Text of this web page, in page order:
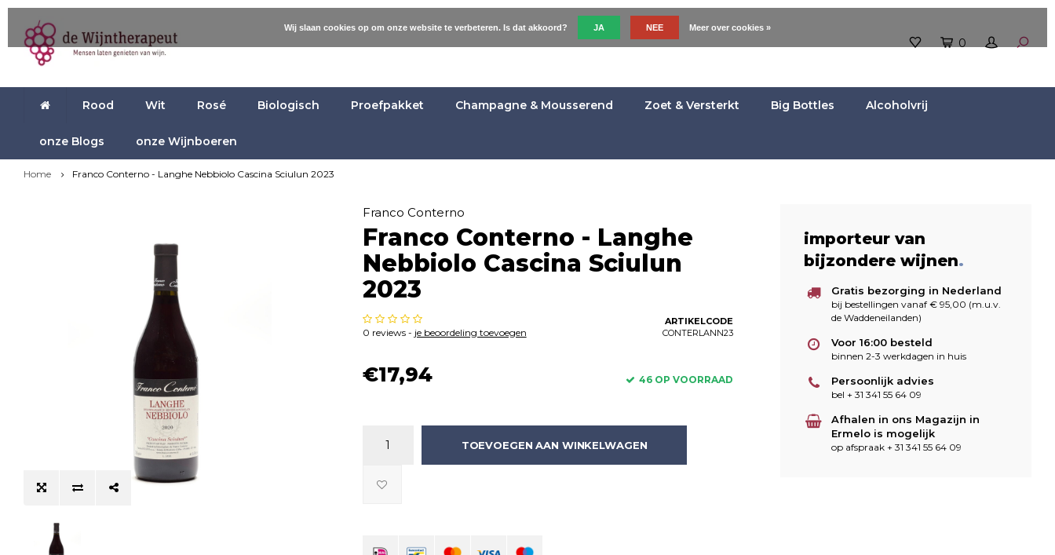
0
Rood Wit Rosé Biologisch Proefpakket Champagne & Mousserend Zoet & Versterkt Big Bottles Alcoholvrij
onze Blogs onze Wijnboeren
Home Franco Conterno - Langhe Nebbiolo Cascina Sciulun 2023
Franco Conterno
Franco Conterno - Langhe
Nebbiolo Cascina Sciulun
2023
0 reviews - je beoordeling toevoegen
ARTIKELCODE
CONTERLANN23
€17,94 46 OP VOORRAAD
TOEVOEGEN AAN WINKELWAGEN
importeur van
bijzondere wijnen.
Gratis bezorging in Nederland
bij bestellingen vanaf € 95,00 (m.u.v.
de Waddeneilanden)
Voor 16:00 besteld
binnen 2-3 werkdagen in huis
Persoonlijk advies
bel + 31 341 55 64 09
Afhalen in ons Magazijn in
Ermelo is mogelijk
op afspraak + 31 341 55 64 09
Wij slaan cookies op om onze website te verbeteren. Is dat akkoord? JA NEE Meer over cookies »